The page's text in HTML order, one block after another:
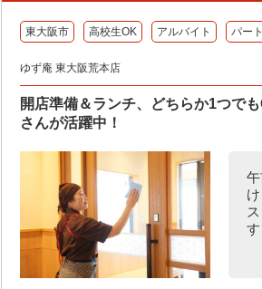
東大阪市 高校生OK アルバイト パート
ゆず庵 東大阪荒本店
開店準備＆ランチ、どちらか1つで
さんが活躍中！